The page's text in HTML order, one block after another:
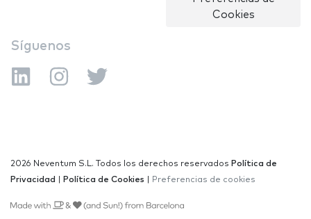
Cookies
Síguenos
2026 Neventum S.L. Todos los derechos reservados Política de
Privacidad
Política de Cookies Preferencias de cookies